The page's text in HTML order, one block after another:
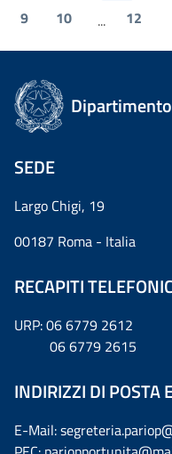
9
10 ... 12
SEDE
Largo Chigi, 19
00187 Roma - Italia
RECAPITI
URP: 06 6779 2612
06 6779 2615
INDIRIZZI DI POSTA
E-Mail: